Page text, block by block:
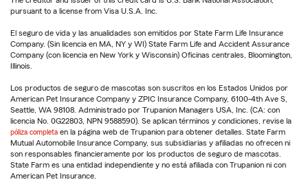
pursuant to a license from Visa U.S.A. Inc.
El seguro de vida y las anualidades son emitidos por State Farm Life Insurance
Company. (Sin licencia en MA, NY y WI) State Farm Life and Accident Assurance
Company (con licencia en New York y Wisconsin) Oficinas centrales, Bloomington,
Illinois.
Los productos de seguro de mascotas son suscritos en los Estados Unidos por
American Pet Insurance Company y ZPIC Insurance Company, 6100-4th Ave S,
Seattle, WA 98108. Administrado por Trupanion Managers USA, Inc. (CA: con
licencia No. 0G22803, NPN 9588590). Se aplican términos y condiciones, revise la
póliza completa en la página web de Trupanion para obtener detalles. State Farm
Mutual Automobile Insurance Company, sus subsidiarias y afiliadas no ofrecen ni
son responsables financieramente por los productos de seguro de mascotas.
State Farm es una entidad independiente y no está afiliada con Trupanion ni con
American Pet Insurance.